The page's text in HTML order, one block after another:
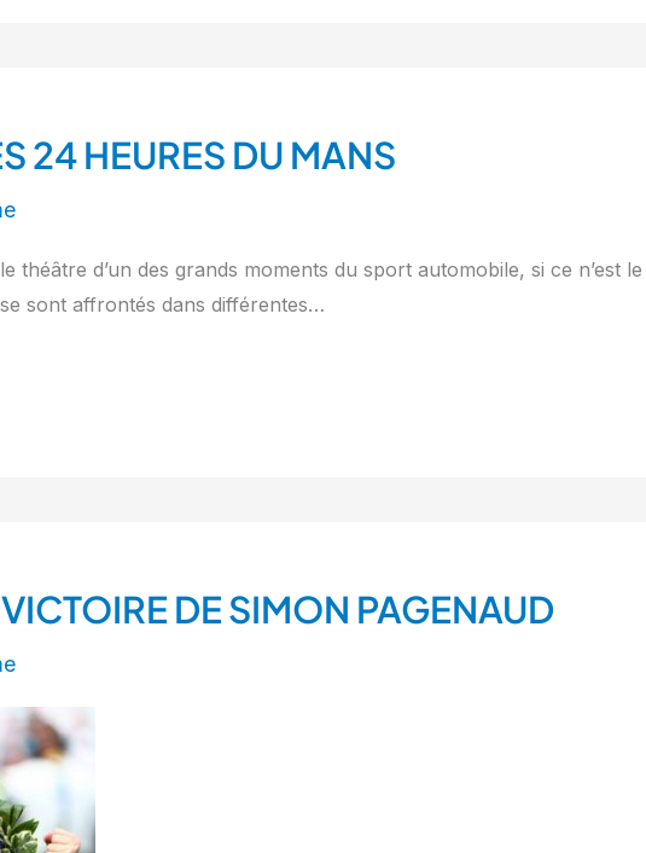
24 HEURES DU MANS
théâtre d’un des grands moments du sport automobile, si ce n’est
sont affrontés dans différentes…
DE SIMON PAGENAUD